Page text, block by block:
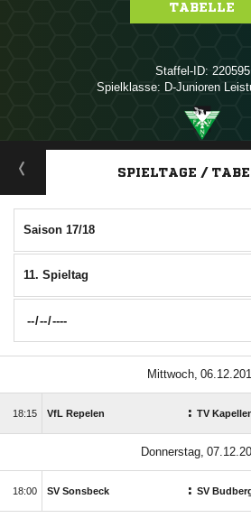
TABELLE
Staffel-ID: 220595
Spielklasse: D-Junioren
ANZEIGE
SPIELTAGE /
Saison 17/18
11. Spieltag

 VfL Repelen : TV

 SV Sonsbeck : SV